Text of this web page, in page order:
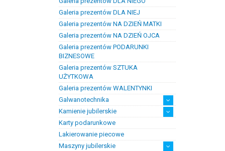
dzieci
Galeria prezentów DLA NIEJ
Galeria prezentów NA DZIEŃ MATKI
Galeria prezentów NA DZIEŃ OJCA
Galeria prezentów PODARUNKI
BIZNESOWE
Galeria prezentów SZTUKA
UŻYTKOWA
Galeria prezentów WALENTYNKI
Galwanotechnika
kąpiele
osprzęt
Kamienie jubilerskie
Bursztyn
Kamienie jubilersko-ozdobne
Kamienie syntetyczne
Kamienie szlachetne
Karty podarunkowe
Lakierowanie piecowe
Maszyny jubilerskie